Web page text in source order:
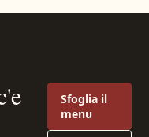
Sfoglia il
menu